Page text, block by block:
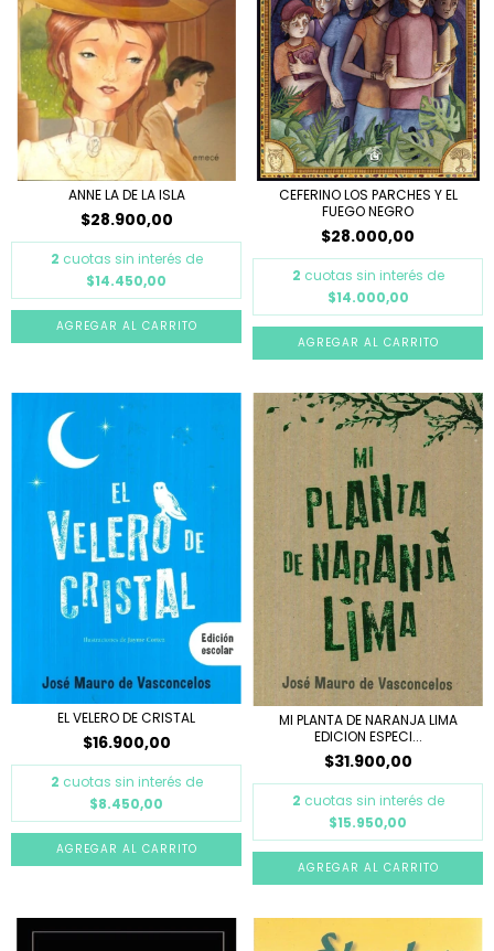
ANNE LA DE LA ISLA
$28.900,00
2 cuotas sin interés de
$14.450,00
CEFERINO LOS PARCHES Y EL
FUEGO NEGRO
$28.000,00
2 cuotas sin interés de
$14.000,00
EL VELERO DE CRISTAL
$16.900,00
2 cuotas sin interés de
$8.450,00
MI PLANTA DE NARANJA LIMA
EDICION ESPECI...
$31.900,00
2 cuotas sin interés de
$15.950,00